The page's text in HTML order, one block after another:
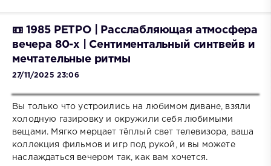
📼 1985 РЕТРО | Расслабляющая атмосфера
вечера 80-х | Сентиментальный синтвейв и
мечтательные ритмы
27/11/2025 23:06
Вы только что устроились на любимом диване, взяли
холодную газировку и окружили себя любимыми
вещами. Мягко мерцает тёплый свет телевизора, ваша
коллекция фильмов и игр под рукой, и вы можете
наслаждаться вечером так, как вам хочется.